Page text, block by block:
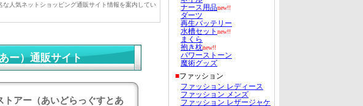
な人気ネットショッピング通販サイト情報を案内してい
ー）通販サイト
トアー（あいどらっぐすとあ